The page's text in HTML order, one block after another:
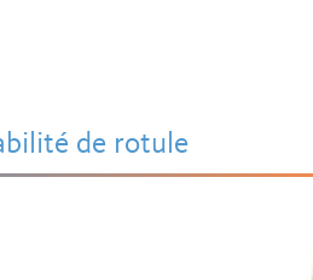
de rotule